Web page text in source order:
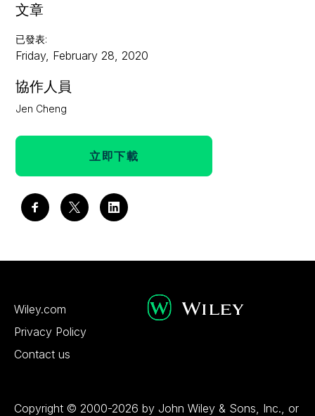
文章
已發表:
Friday, February 28, 2020
協作人員
Jen Cheng
立即下載
Wiley.com
Privacy Policy
Contact us
Copyright © 2000-2026 by John Wiley & Sons, Inc., or